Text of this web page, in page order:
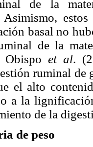
de la
Asimismo,
basal no
de la
Obispoet al.
ruminal de
el alto
a la
de la
de peso